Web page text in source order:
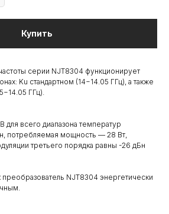
Купить
серии NJT8304 функционирует
Ku стандартном (14−14.05 ГГц), а также
ГГц).
всего диапазона температур
потребляемая мощность — 28 Вт,
третьего порядка равны -26 дБн
преобразователь NJT8304 энергетически